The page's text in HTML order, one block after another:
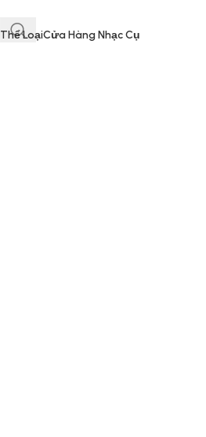
Thể LoạiCửa Hàng Nhạc Cụ